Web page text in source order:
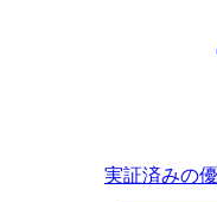
実証済みの